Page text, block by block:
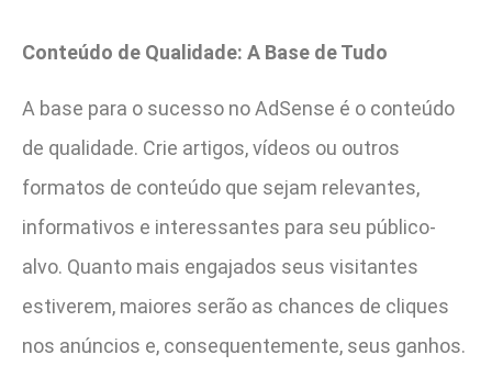
Conteúdo de Qualidade: A Base de Tudo
A base para o sucesso no AdSense é o conteúdo
de qualidade. Crie artigos, vídeos ou outros
formatos de conteúdo que sejam relevantes,
informativos e interessantes para seu público-
alvo. Quanto mais engajados seus visitantes
estiverem, maiores serão as chances de cliques
nos anúncios e, consequentemente, seus ganhos.